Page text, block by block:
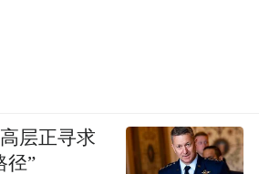
层正寻求
径”